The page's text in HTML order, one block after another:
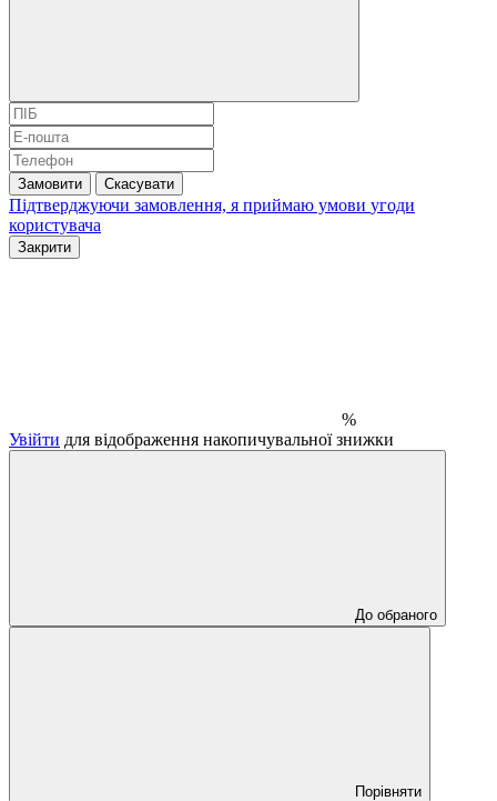
Замовити Скасувати
Підтверджуючи замовлення, я приймаю умови угоди
користувача
Закрити
%
Увійти для відображення накопичувальної знижки
До обраного
Порівняти